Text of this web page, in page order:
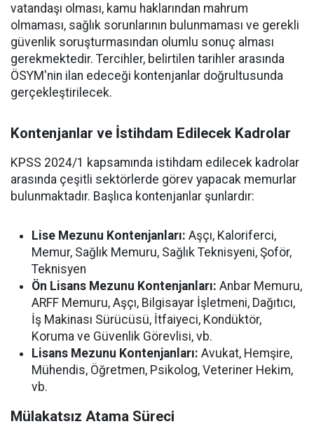
vatandaşı olması, kamu haklarından mahrum
olmaması, sağlık sorunlarının bulunmaması ve gerekli
güvenlik soruşturmasından olumlu sonuç alması
gerekmektedir. Tercihler, belirtilen tarihler arasında
ÖSYM'nin ilan edeceği kontenjanlar doğrultusunda
gerçekleştirilecek.
Kontenjanlar ve İstihdam Edilecek Kadrolar
KPSS 2024/1 kapsamında istihdam edilecek kadrolar
arasında çeşitli sektörlerde görev yapacak memurlar
bulunmaktadır. Başlıca kontenjanlar şunlardır:
Lise Mezunu Kontenjanları: Aşçı, Kaloriferci,
Memur, Sağlık Memuru, Sağlık Teknisyeni, Şoför,
Teknisyen
Ön Lisans Mezunu Kontenjanları: Anbar Memuru,
ARFF Memuru, Aşçı, Bilgisayar İşletmeni, Dağıtıcı,
İş Makinası Sürücüsü, İtfaiyeci, Kondüktör,
Koruma ve Güvenlik Görevlisi, vb.
Lisans Mezunu Kontenjanları: Avukat, Hemşire,
Mühendis, Öğretmen, Psikolog, Veteriner Hekim,
vb.
Mülakatsız Atama Süreci